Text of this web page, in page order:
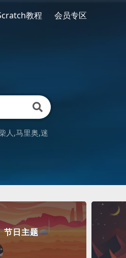
教程 会员专区
人 马里奥 迷
节日主题